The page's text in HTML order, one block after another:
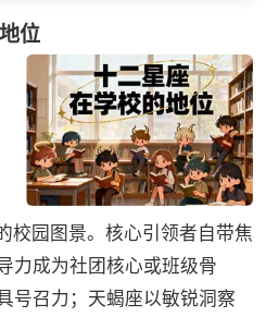
位
校园图景。核心引领者自带焦
力成为社团核心或班级骨
号召力；天蝎座以敏锐洞察